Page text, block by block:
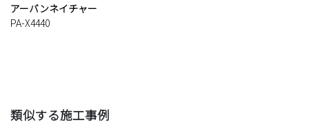
アーバンネイチャー
PA-X4440
類似する施工事例